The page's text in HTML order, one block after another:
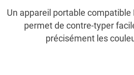
Un appareil portable compatible
permet de contre-typer
précisément les